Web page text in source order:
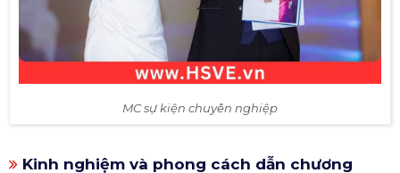
MC sự kiện chuyên nghiệp
Kinh nghiệm và phong cách dẫn chương